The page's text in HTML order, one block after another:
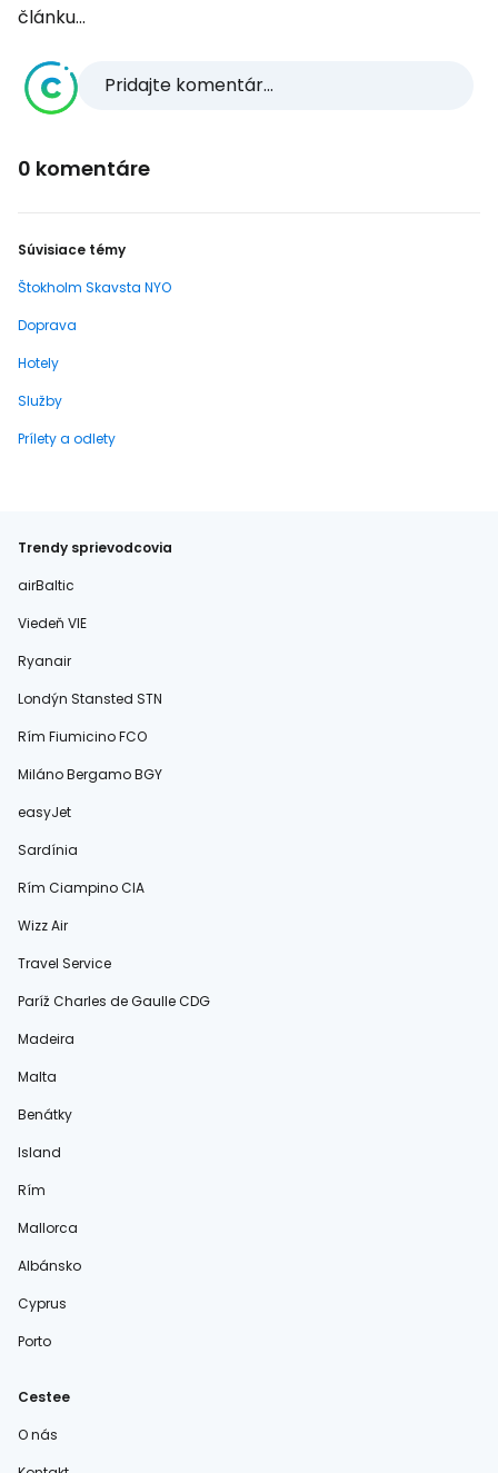
článku...
Pridajte komentár...
0 komentáre
Súvisiace témy
Štokholm Skavsta NYO
Doprava
Hotely
Služby
Prílety a odlety
Trendy sprievodcovia
airBaltic
Viedeň VIE
Ryanair
Londýn Stansted STN
Rím Fiumicino FCO
Miláno Bergamo BGY
easyJet
Sardínia
Rím Ciampino CIA
Wizz Air
Travel Service
Paríž Charles de Gaulle CDG
Madeira
Malta
Benátky
Island
Rím
Mallorca
Albánsko
Cyprus
Porto
Cestee
O nás